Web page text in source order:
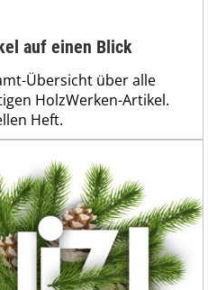
auf einen Blick
Übersicht über alle
HolzWerken-Artikel.
Heft.